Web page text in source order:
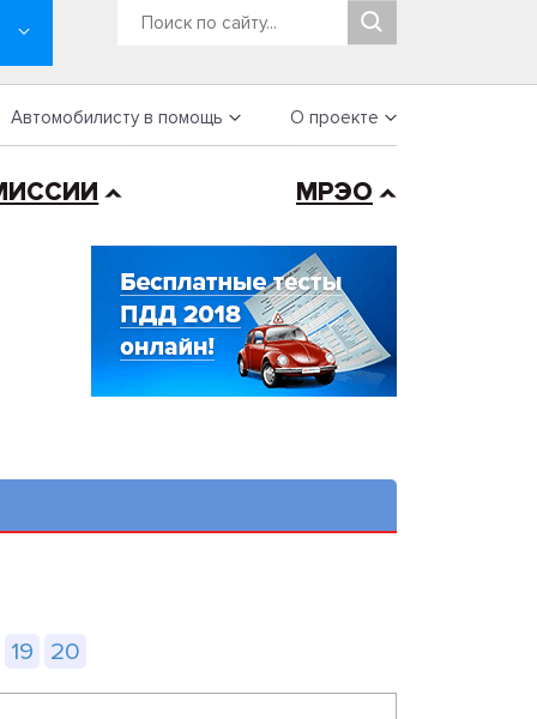
Автомобилисту в помощь О проекте
МРЭО
19 20